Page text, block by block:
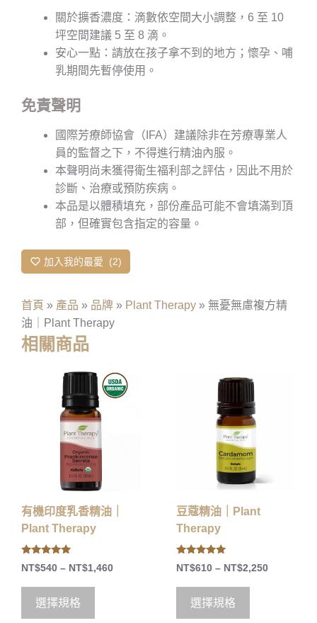
關於擴香濃度：滴數依空間大小調整，6 至 10
坪空間建議 5 至 8 滴。
安心一點：請放在孩子拿不到的地方；懷孕、哺
乳期間先暫停使用。
免責聲明
國際芳療師協會（IFA）建議除非在芳療專業人
員的監督之下，不得進行精油內服。
本聲明尚未獲得衛生福利部之評估，因此不用於
診斷、治療或預防疾病。
本品是以體積填充，部份產品可能不會填滿到頂
部，但確實包含指定的容量。
加入我的最愛 2
首頁 » 產品 » 品牌 » Plant Therapy » 無憂無慮複方精
油｜Plant Therapy
相關商品
有機印度乳香精油｜
Plant Therapy
5.00
out of 5
NT$540 – NT$1,460
選擇規格
豆蔻精油｜Plant
Therapy
5.00
out of 5
NT$610 – NT$2,250
選擇規格